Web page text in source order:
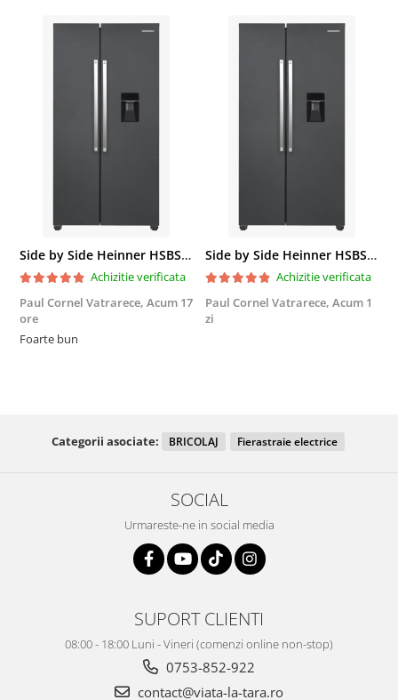
Side by Side Heinner HSBS-HM439NFINVDGWDE++, Total No Frost, Compresor Inverter, Dozator Apa, Display Touch LED, 439 L, Clasa E, Gri Antracit Texturat
Achizitie verificata
Paul Cornel Vatrarece, Acum 17
ore
Foarte bun
Side by Side Heinner HSBS-HM439NFINVDGWDE++, Total No Frost, Compresor Inverter, Dozator Apa, Display Touch LED, 439 L, Clasa E, Gri Antracit Texturat
Achizitie verificata
Paul Cornel Vatrarece, Acum 1
zi
Categorii asociate: BRICOLAJ Fierastraie electrice
SOCIAL
Urmareste-ne in social media
SUPORT CLIENTI
08:00 - 18:00 Luni - Vineri (comenzi online non-stop)
0753-852-922
contact@viata-la-tara.ro